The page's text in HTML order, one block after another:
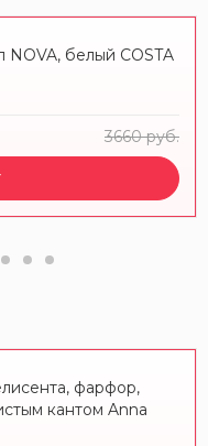
белый COSTA
3660 руб.
фарфор,
кантом Anna